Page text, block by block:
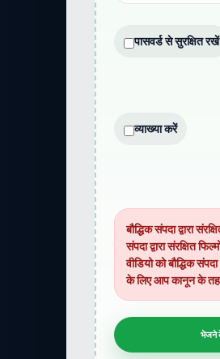
पासवर्ड से सुरक्षित रखें
व्याख्या करें
बौद्धिक संपदा द्वारा
संपदा द्वारा संरक्षित
वीडियो को बौद्धिक
के लिए आप कानून के